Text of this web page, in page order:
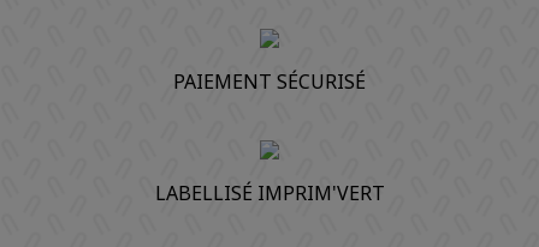
PAIEMENT SÉCURISÉ
LABELLISÉ IMPRIM'VERT